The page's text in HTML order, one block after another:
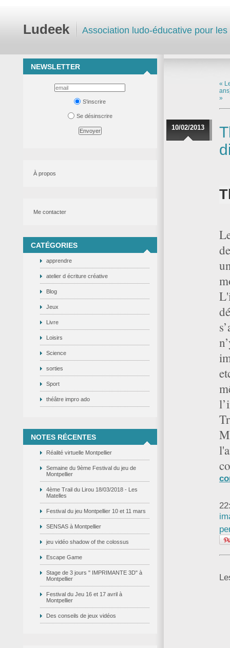
Ludeek Association ludo-éducative pour
NEWSLETTER
S'inscrire
Se désinscrire
À propos
Me contacter
CATÉGORIES
apprendre
atelier d écriture créative
Blog
Jeux
Livre
Loisirs
Science
sorties
Sport
théâtre impro ado
NOTES RÉCENTES
Réalité virtuelle Montpellier
Semaine du 9ème Festival du jeu de
Montpellier
4ème Trail du Lirou 18/03/2018 - Les
Matelles
Festival du jeu Montpellier 10 et 11 mars
SENSAS à Montpellier
jeu vidéo shadow of the colossus
Escape Game
Stage de 3 jours " IMPRIMANTE 3D" à
Montpellier
Festival du Jeu 16 et 17 avril à
Montpellier
Des conseils de jeux vidéos
«
»
10/02/2013